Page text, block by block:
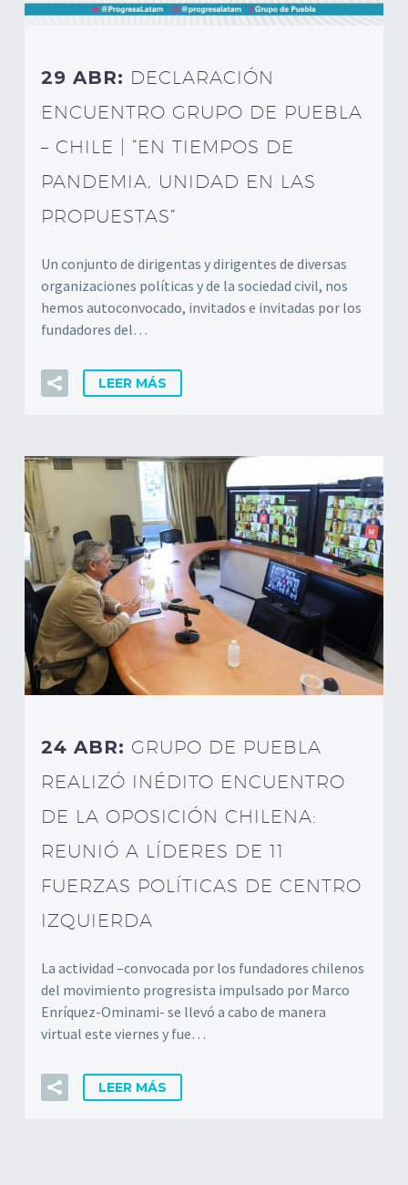
29 ABR: DECLARACIÓN
ENCUENTRO GRUPO DE PUEBLA
– CHILE | “EN TIEMPOS DE
PANDEMIA, UNIDAD EN LAS
PROPUESTAS”
Un conjunto de dirigentas y dirigentes de diversas
organizaciones políticas y de la sociedad civil, nos
hemos autoconvocado, invitados e invitadas por los
fundadores del…
LEER MÁS
24 ABR: GRUPO DE PUEBLA
REALIZÓ INÉDITO ENCUENTRO
DE LA OPOSICIÓN CHILENA:
REUNIÓ A LÍDERES DE 11
FUERZAS POLÍTICAS DE CENTRO
IZQUIERDA
La actividad –convocada por los fundadores chilenos
del movimiento progresista impulsado por Marco
Enríquez-Ominami- se llevó a cabo de manera
virtual este viernes y fue…
LEER MÁS